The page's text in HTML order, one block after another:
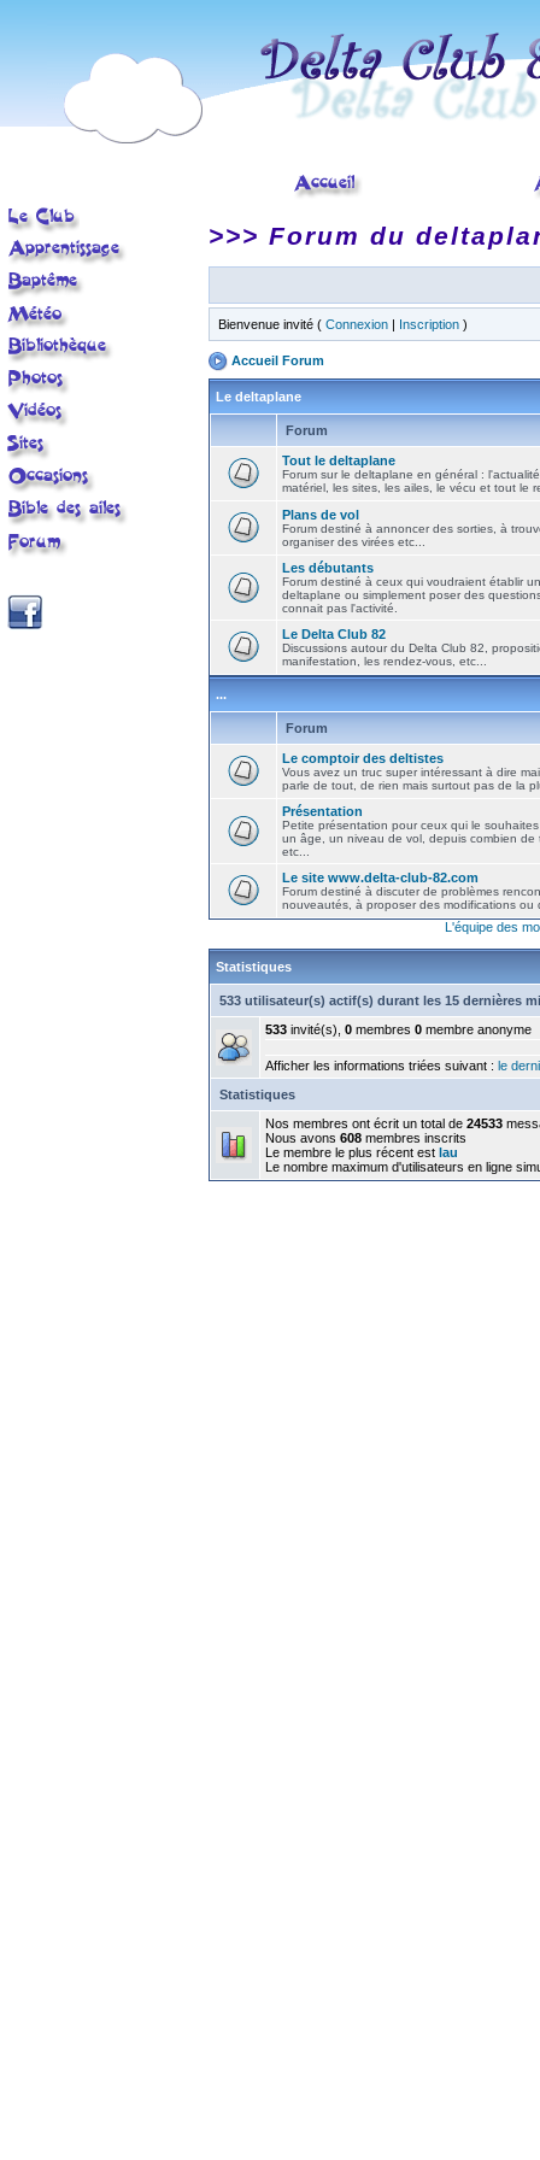
>>> Forum du
Bienvenue invité ( Connexion | Inscription )
Accueil Forum
Le deltaplane
Forum
Tout le deltaplane
Forum sur le deltaplane en général :
matériel, les sites, les ailes, le vécu et tout le
Plans de vol
Forum destiné à annoncer des sorties, à
organiser des virées etc...
Les débutants
Forum destiné à ceux qui voudraient établir
deltaplane ou simplement poser des
connait pas l'activité.
Le Delta Club 82
Discussions autour du Delta Club 82,
manifestation, les rendez-vous, etc...
...
Forum
Le comptoir des deltistes
Vous avez un truc super intéressant à dire
parle de tout, de rien mais surtout pas de la
Présentation
Petite présentation pour ceux qui le
un âge, un niveau de vol, depuis combien de
etc...
Le site www.delta-club-82.com
Forum destiné à discuter de problèmes
nouveautés, à proposer des modifications ou
L'équipe des
Statistiques
533 utilisateur(s) actif(s) durant les 15 dernières
533 invité(s), 0 membres 0 membre anonyme
Afficher les informations triées suivant : le
Statistiques
Nos membres ont écrit un total de 24533
Nous avons 608 membres inscrits
Le membre le plus récent est lau
Le nombre maximum d'utilisateurs en ligne